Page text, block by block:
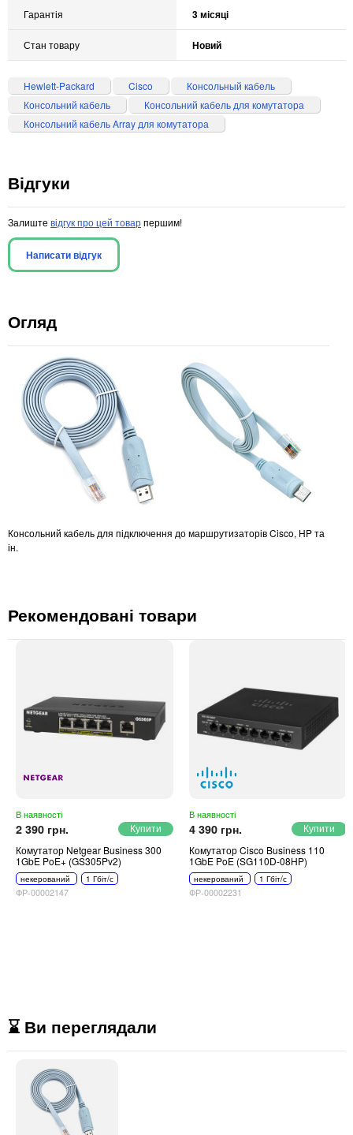
Гарантія 3 місяці
Стан товару Новий
Hewlett-Packard Cisco
Консольный кабель
Консольний кабель
Консольний кабель для комутатора
Консольний кабель Array для комутатора
Відгуки
Залиште відгук про цей товарпершим!
Написати відгук
Огляд
Консольний кабель для підключення до маршрутизаторів Cisco, HP та
ін.
Рекомендовані товари
В наявності
2 390 грн.
Комутатор Netgear Business 300
1GbE PoE+ (GS305Pv2)
некерований 1 Гбіт/с
ФР-00002147
В наявності
4 390 грн.
Комутатор Cisco Business 110
1GbE PoE (SG110D-08HP)
некерований 1 Гбіт/с
ФР-00002231
⌛ Ви переглядали